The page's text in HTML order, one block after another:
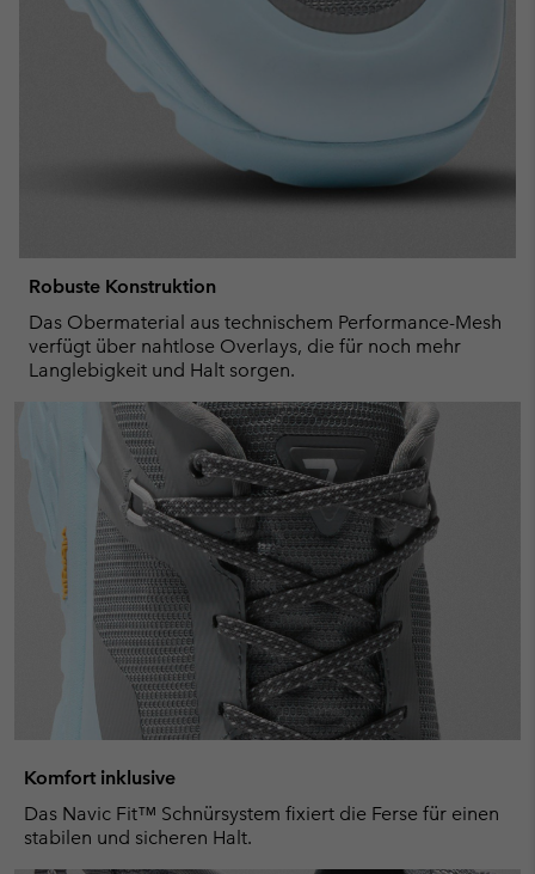
Robuste Konstruktion
Das Obermaterial aus technischem Performance-Mesh
verfügt über nahtlose Overlays, die für noch mehr
Langlebigkeit und Halt sorgen.
Komfort inklusive
Das Navic Fit™ Schnürsystem fixiert die Ferse für einen
stabilen und sicheren Halt.